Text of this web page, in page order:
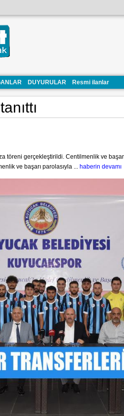
DUYURULAR Resmi ilanlar
töreni gerçekleştirildi. Centilmenlik ve
ve başarı parolasıyla ... haberin devamı